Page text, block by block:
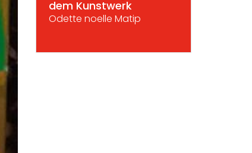
dem Kunstwerk
Odette noelle Matip